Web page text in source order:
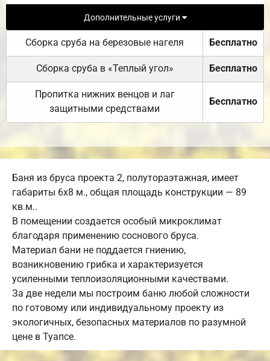
Дополнительные услуги
Сборка сруба на березовые нагеля Бесплатно
Сборка сруба в «Теплый угол» Бесплатно
Пропитка нижних венцов и лаг
защитными средствами
Бесплатно
Баня из бруса проекта 2, полутораэтажная, имеет
габариты 6х8 м., общая площадь конструкции — 89
кв.м..
В помещении создается особый микроклимат
благодаря применению соснового бруса.
Материал бани не поддается гниению,
возникновению грибка и характеризуется
усиленными теплоизоляционными качествами.
За две недели мы построим баню любой сложности
по готовому или индивидуальному проекту из
экологичных, безопасных материалов по разумной
цене в Туапсе.